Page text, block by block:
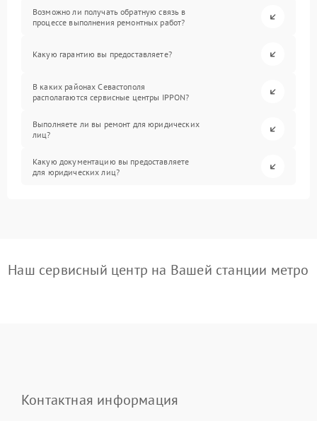
Возможно ли получать обратную связь в
процессе выполнения ремонтных работ?
Какую гарантию вы предоставляете?
В каких районах Севастополя
располагаются сервисные центры IPPON?
Выполняете ли вы ремонт для юридических
лиц?
Какую документацию вы предоставляете
для юридических лиц?
Наш сервисный центр на Вашей станции метро
Контактная информация